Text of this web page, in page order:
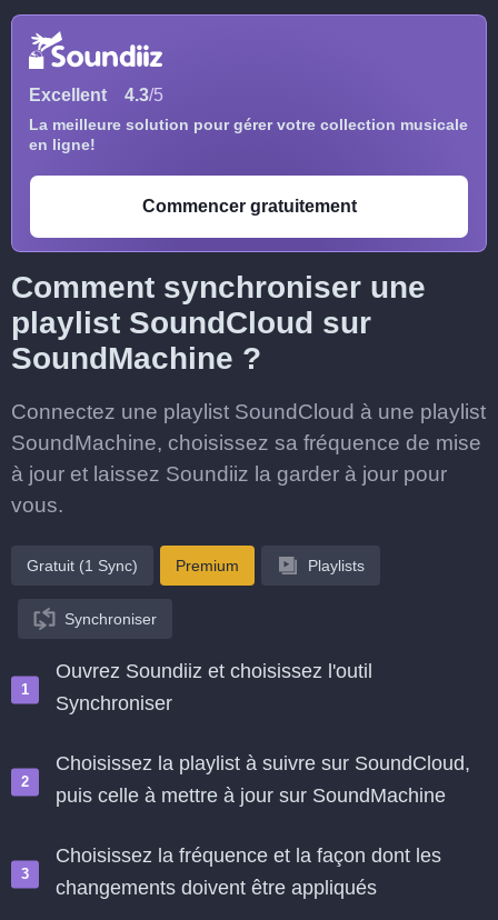
Excellent 4.3/5
La meilleure solution pour gérer votre collection musicale
en ligne!
Commencer gratuitement
Comment synchroniser une
playlist SoundCloud sur
SoundMachine ?
Connectez une playlist SoundCloud à une playlist
SoundMachine, choisissez sa fréquence de mise
à jour et laissez Soundiiz la garder à jour pour
vous.
Gratuit (1 Sync) Premium Playlists
Synchroniser
Ouvrez Soundiiz et choisissez l'outil
Synchroniser
Choisissez la playlist à suivre sur SoundCloud,
puis celle à mettre à jour sur SoundMachine
Choisissez la fréquence et la façon dont les
changements doivent être appliqués